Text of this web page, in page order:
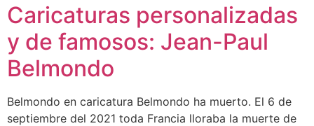
Caricaturas personalizadas
y de famosos: Jean-Paul
Belmondo
Belmondo en caricatura Belmondo ha muerto. El 6 de
septiembre del 2021 toda Francia lloraba la muerte de